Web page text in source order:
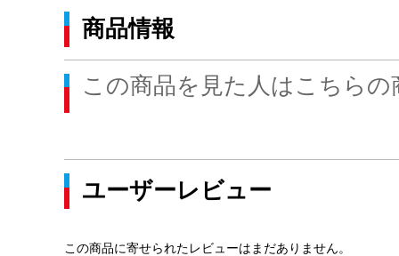
商品情報
この商品を見た人はこちら
ユーザーレビュー
この商品に寄せられたレビューはまだありません。